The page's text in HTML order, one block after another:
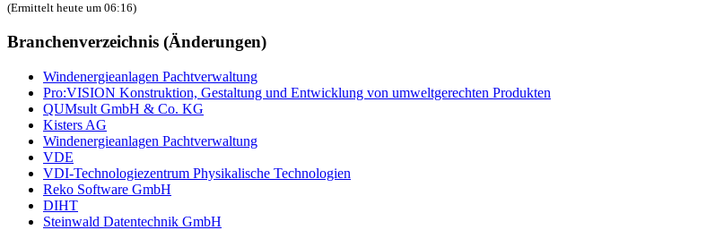
(Ermittelt heute um 06:16)
Branchenverzeichnis (Änderungen)
Windenergieanlagen Pachtverwaltung
Pro:VISION Konstruktion, Gestaltung und Entwicklung von umweltgerechten Produkten
QUMsult GmbH & Co. KG
Kisters AG
Windenergieanlagen Pachtverwaltung
VDE
VDI-Technologiezentrum Physikalische Technologien
Reko Software GmbH
DIHT
Steinwald Datentechnik GmbH